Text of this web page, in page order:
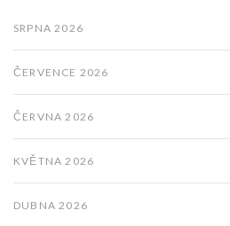
SRPNA 2026
ČERVENCE 2026
ČERVNA 2026
KVĚTNA 2026
DUBNA 2026